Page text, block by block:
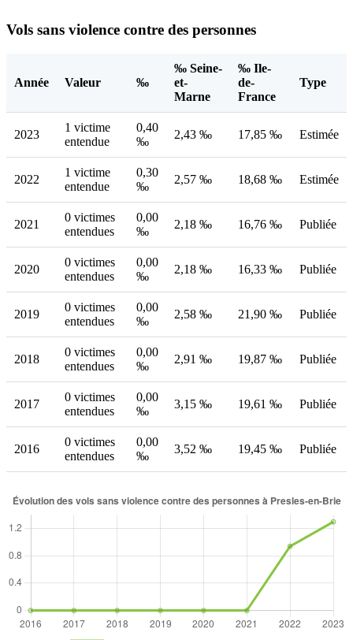
Vols sans violence contre des personnes
Année Valeur ‰
‰ Seine-
et-
Marne
‰ Ile-
de-
France
Type
2023
1 victime
entendue
0,40
‰
2,43 ‰ 17,85 ‰ Estimée
2022
1 victime
entendue
0,30
‰
2,57 ‰ 18,68 ‰ Estimée
2021
0 victimes
entendues
0,00
‰
2,18 ‰ 16,76 ‰ Publiée
2020
0 victimes
entendues
0,00
‰
2,18 ‰ 16,33 ‰ Publiée
2019
0 victimes
entendues
0,00
‰
2,58 ‰ 21,90 ‰ Publiée
2018
0 victimes
entendues
0,00
‰
2,91 ‰ 19,87 ‰ Publiée
2017
0 victimes
entendues
0,00
‰
3,15 ‰ 19,61 ‰ Publiée
2016
0 victimes
entendues
0,00
‰
3,52 ‰ 19,45 ‰ Publiée